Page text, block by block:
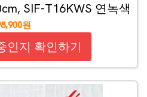
SIF-T16KWS 연녹색
원
인지 확인하기